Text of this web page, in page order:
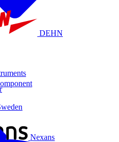
DEHN
Nexans